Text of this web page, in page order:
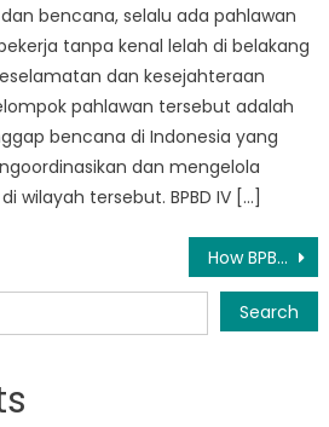
bencana, selalu ada pahlawan
tanpa kenal lelah di belakang
dan kesejahteraan
pahlawan tersebut adalah
bencana di Indonesia yang
dan mengelola
wilayah tersebut. BPBD IV […]
How BPBD Kabupaten Pesisir Selatan is Protecting Communities from Natural Disasters
Search